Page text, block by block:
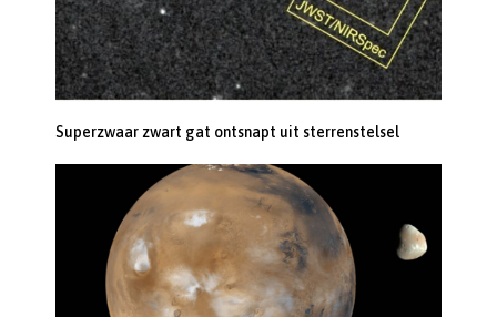
Superzwaar zwart gat ontsnapt uit sterrenstelsel